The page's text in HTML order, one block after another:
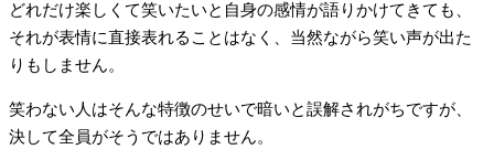
どれだけ楽しくて笑いたいと自身の感情が語りかけてきても、
それが表情に直接表れることはなく、当然ながら笑い声が出た
りもしません。
笑わない人はそんな特徴のせいで暗いと誤解されがちですが、
決して全員がそうではありません。